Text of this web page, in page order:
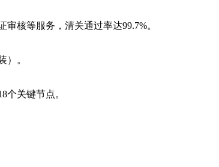
核等服务，清关通过率达99.7%。
）。
个关键节点。